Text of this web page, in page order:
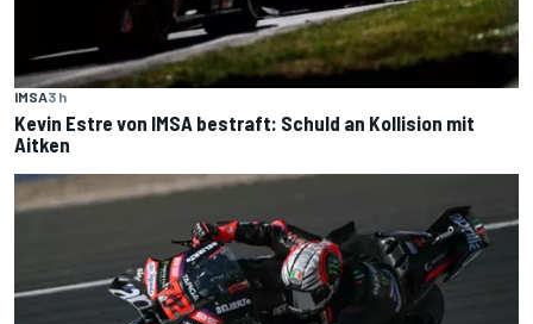
IMSA3 h
Kevin Estre von IMSA bestraft: Schuld an Kollision mit
Aitken